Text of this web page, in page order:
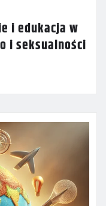
i edukacja w
i seksualności